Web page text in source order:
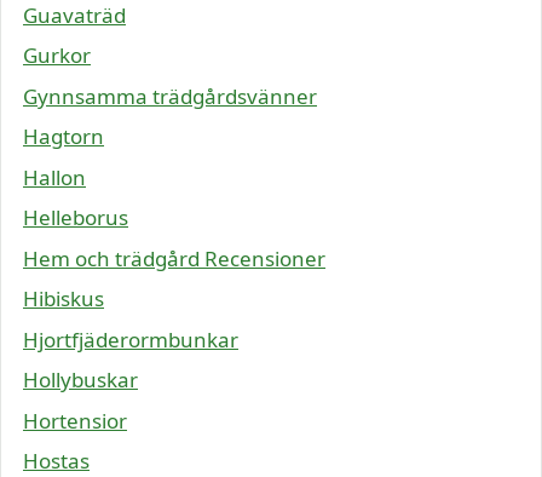
Guavaträd
Gurkor
Gynnsamma trädgårdsvänner
Hagtorn
Hallon
Helleborus
Hem och trädgård Recensioner
Hibiskus
Hjortfjäderormbunkar
Hollybuskar
Hortensior
Hostas